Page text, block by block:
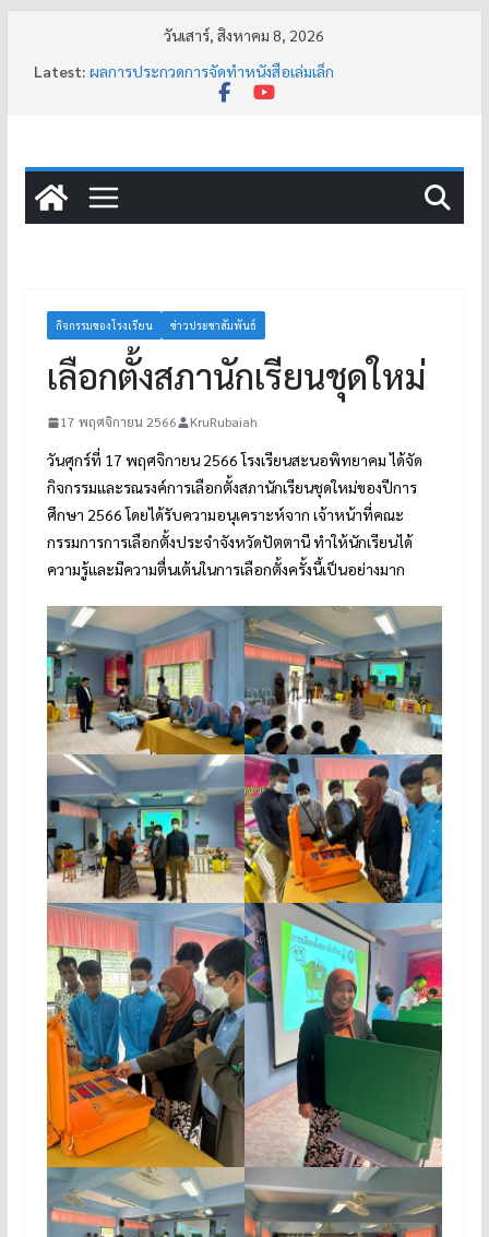
วันเสาร์, สิงหาคม 8, 2026
Latest: ผลการประกวดการจัดทำหนังสือเล่มเล็ก
ประกาศหยุดการเรียนเป็นกรณีพิเศษ (น้ำท่วม)
กิจกรรมของโรงเรียน ข่าวประชาสัมพันธ์
เลือกตั้งสภานักเรียนชุดใหม่
17 พฤศจิกายน 2566 KruRubaiah
วันศุกร์ที่ 17 พฤศจิกายน 2566 โรงเรียนสะนอพิทยาคม ได้จัด
กิจกรรมและรณรงค์การเลือกตั้งสภานักเรียนชุดใหม่ของปีการ
ศึกษา 2566 โดยได้รับความอนุเคราะห์จาก เจ้าหน้าที่คณะ
กรรมการการเลือกตั้งประจำจังหวัดปัตตานี ทำให้นักเรียนได้
ความรู้และมีความตื่นเต้นในการเลือกตั้งครั้งนี้เป็นอย่างมาก